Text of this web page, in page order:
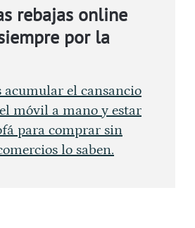
rebajas online
por la
acumular el cansancio
móvil a mano y estar
para comprar sin
lo saben.